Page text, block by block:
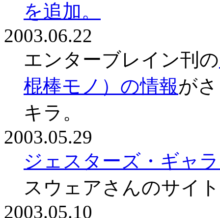
を追加。
2003.06.22
エンターブレイン刊の
棍棒モノ）の情報が
キラ。
2003.05.29
ジェスターズ・ギャ
スウェアさんのサイ
2003.05.10